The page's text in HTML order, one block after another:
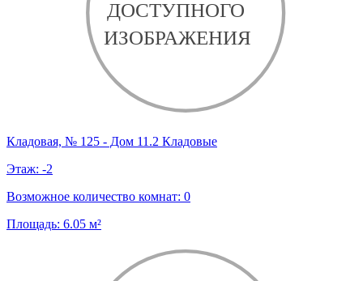
Кладовая, № 125 - Дом 11.2 Кладовые
Этаж: -2
Возможное количество комнат: 0
Площадь: 6.05 м²